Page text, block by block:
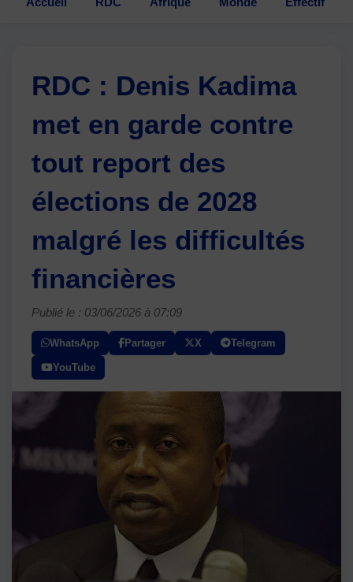
RDC : Denis Kadima
met en garde contre
tout report des
élections de 2028
malgré les difficultés
financières
Publié le : 03/06/2026 à 07:09
WhatsApp Partager X Telegram
YouTube